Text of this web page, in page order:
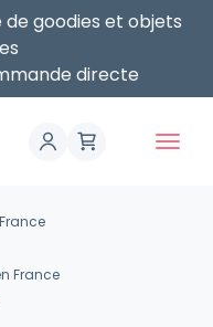
goodies et objets
directe
France